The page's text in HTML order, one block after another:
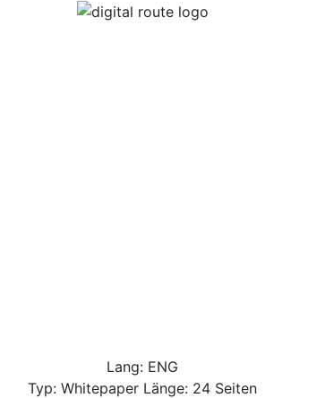
Lang: ENG
Typ: Whitepaper Länge: 24 Seiten